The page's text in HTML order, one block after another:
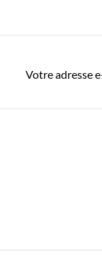
Votre adresse